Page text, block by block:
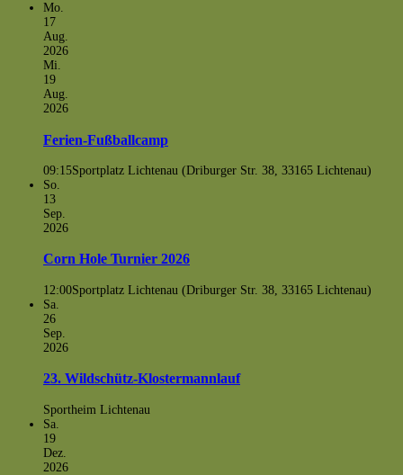
Mo.
17
Aug.
2026
Mi.
19
Aug.
2026
Ferien-Fußballcamp
09:15Sportplatz Lichtenau (Driburger Str. 38, 33165 Lichtenau)
So.
13
Sep.
2026
Corn Hole Turnier 2026
12:00Sportplatz Lichtenau (Driburger Str. 38, 33165 Lichtenau)
Sa.
26
Sep.
2026
23. Wildschütz-Klostermannlauf
Sportheim Lichtenau
Sa.
19
Dez.
2026